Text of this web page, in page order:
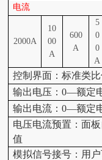
电流
2000A
10
00
A
600
A
5
0
0
A
控制界面 ：标准类
输出电压：0—额定
输出电流：0—额定
电压电流预置：面
值
模拟信号接号：用